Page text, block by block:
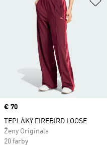
Price
€ 70
TEPLÁKY FIREBIRD LOOSE
Ženy Originals
20 farby